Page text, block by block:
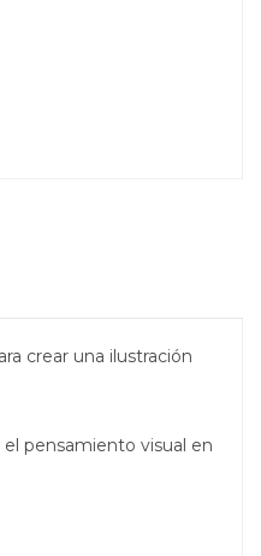
crear una ilustración
pensamiento visual en